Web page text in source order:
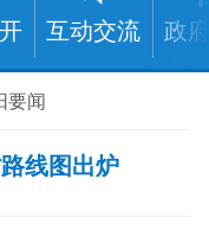
互动交流 政
要闻
线图出炉